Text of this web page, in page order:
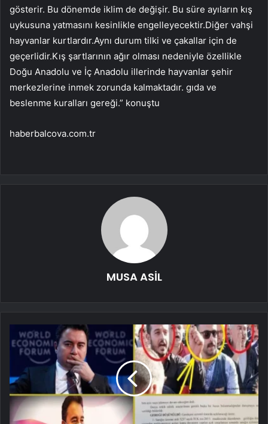
gösterir. Bu dönemde iklim de değişir. Bu süre ayıların kış
uykusuna yatmasını kesinlikle engelleyecektir.Diğer vahşi
hayvanlar kurtlardır.Aynı durum tilki ve çakallar için de
geçerlidir.Kış şartlarının ağır olması nedeniyle özellikle
Doğu Anadolu ve İç Anadolu illerinde hayvanlar şehir
merkezlerine inmek zorunda kalmaktadır. gıda ve
beslenme kuralları gereği.” konuştu
haberbalcova.com.tr
MUSA ASİL